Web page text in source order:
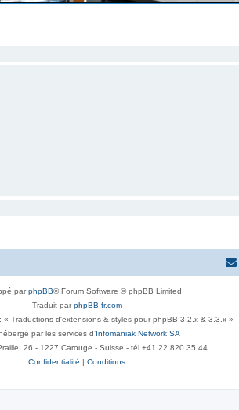
parphpBB® Forum Software © phpBB Limited
Traduit parphpBB-fr.com
: « Traductions d'extensions & styles pour phpBB 3.2.x & 3.3.x »
par les services d’Infomaniak Network SA
26 - 1227 Carouge - Suisse - tél +41 22 820 35 44
Confidentialité | Conditions